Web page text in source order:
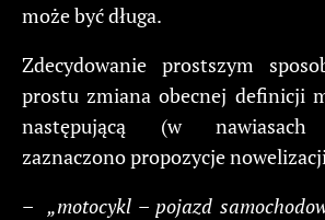
może być długa.
Zdecydowanie prostszym
prostu zmiana obecnej definicji
następującą (w nawiasach
zaznaczono propozycje
– „motocykl – pojazd